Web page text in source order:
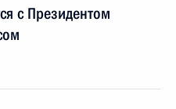
с Президентом